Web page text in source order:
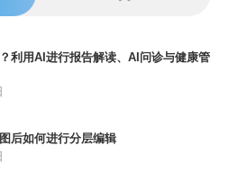
利用AI进行报告解读、AI问诊与健康管
后如何进行分层编辑